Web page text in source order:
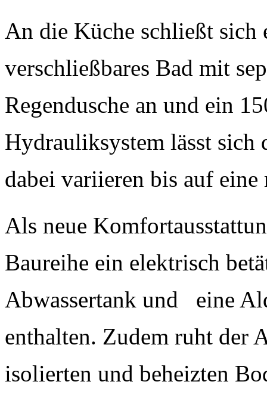
An die Küche schließt sich
verschließbares Bad mit
Regendusche an und ein
Hydrauliksystem lässt sich
dabei variieren bis auf
Als neue
Baureihe ein elektrisch
Abwassertank und eine
enthalten. Zudem ruht der
isolierten und beheizten